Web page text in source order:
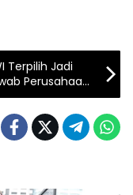
Terpilih Jadi
Perusahaan